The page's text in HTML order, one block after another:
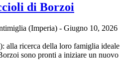
di Borzoi
(Imperia) - Giugno 10, 2026
alla ricerca della loro famiglia ideale
sono pronti a iniziare un nuovo